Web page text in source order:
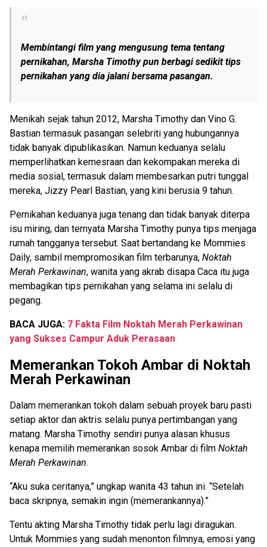
Membintangi film yang mengusung tema tentang
pernikahan, Marsha Timothy pun berbagi sedikit tips
pernikahan yang dia jalani bersama pasangan.
Menikah sejak tahun 2012, Marsha Timothy dan Vino G.
Bastian termasuk pasangan selebriti yang hubungannya
tidak banyak dipublikasikan. Namun keduanya selalu
memperlihatkan kemesraan dan kekompakan mereka di
media sosial, termasuk dalam membesarkan putri tunggal
mereka, Jizzy Pearl Bastian, yang kini berusia 9 tahun.
Pernikahan keduanya juga tenang dan tidak banyak diterpa
isu miring, dan ternyata Marsha Timothy punya tips menjaga
rumah tangganya tersebut. Saat bertandang ke Mommies
Daily, sambil mempromosikan film terbarunya, Noktah
Merah Perkawinan, wanita yang akrab disapa Caca itu juga
membagikan tips pernikahan yang selama ini selalu di
pegang.
BACA JUGA: 7 Fakta Film Noktah Merah Perkawinan
yang Sukses Campur Aduk Perasaan
Memerankan Tokoh Ambar di Noktah
Merah Perkawinan
Dalam memerankan tokoh dalam sebuah proyek baru pasti
setiap aktor dan aktris selalu punya pertimbangan yang
matang. Marsha Timothy sendiri punya alasan khusus
kenapa memilih memerankan sosok Ambar di film Noktah
Merah Perkawinan.
“Aku suka ceritanya,” ungkap wanita 43 tahun ini. “Setelah
baca skripnya, semakin ingin (memerankannya).”
Tentu akting Marsha Timothy tidak perlu lagi diragukan.
Untuk Mommies yang sudah menonton filmnya, emosi yang